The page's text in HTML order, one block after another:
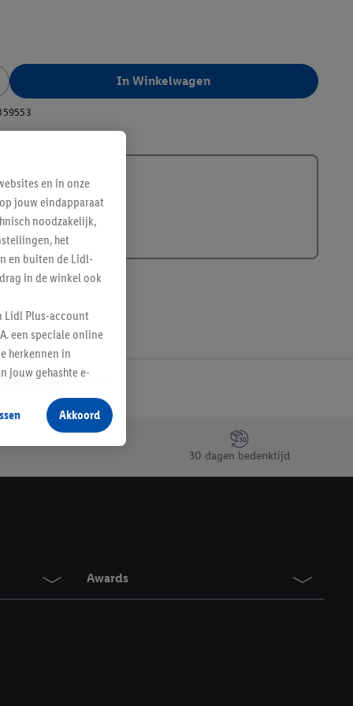
In Winkelwagen
30 dagen bedenktijd
Awards
en in onze
jouw eindapparaat
noodzakelijk,
het
en buiten de Lidl-
in de winkel ook
Lidl Plus-account
een speciale online
herkennen in
jouw gehashte e-
producten waarin je
te plaatsen
verschillende
kunnen worden
vergelijkbare
in te
Akkoord